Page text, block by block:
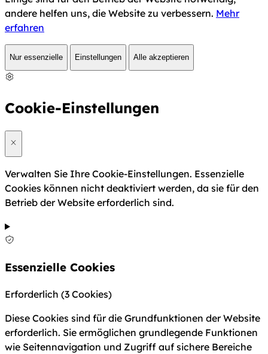
andere helfen uns, die Website zu verbessern. Mehr
erfahren
Nur essenzielle Einstellungen Alle akzeptieren
Cookie-Einstellungen
Verwalten Sie Ihre Cookie-Einstellungen. Essenzielle
Cookies können nicht deaktiviert werden, da sie für den
Betrieb der Website erforderlich sind.
Essenzielle Cookies
Erforderlich (3 Cookies)
Diese Cookies sind für die Grundfunktionen der Website
erforderlich. Sie ermöglichen grundlegende Funktionen
wie Seitennavigation und Zugriff auf sichere Bereiche